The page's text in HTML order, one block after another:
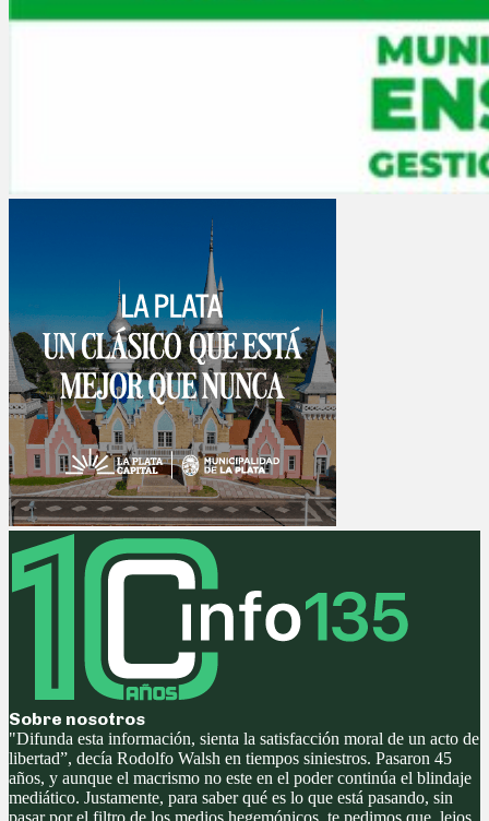
Sobre nosotros
"Difunda esta información, sienta la satisfacción moral de un acto de
libertad”, decía Rodolfo Walsh en tiempos siniestros. Pasaron 45
años, y aunque el macrismo no este en el poder continúa el blindaje
mediático. Justamente, para saber qué es lo que está pasando, sin
pasar por el filtro de los medios hegemónicos, te pedimos que, lejos